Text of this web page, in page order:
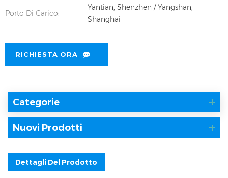
Porto Di Carico:
Yantian, Shenzhen / Yangshan,
Shanghai
RICHIESTA ORA
Categorie
Nuovi Prodotti
Dettagli Del Prodotto